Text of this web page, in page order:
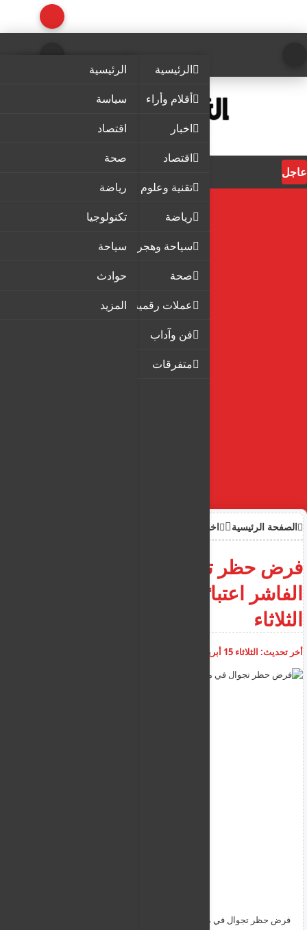
الرئيسية
أقلام وأراء
اخبار
اقتصاد
تقنية وعلوم
رياضة
سياحة وهجرة
صحة
عملات رقمية
فن وآداب
متفرقات
الرئيسية
سياسة
اقتصاد
صحة
رياضة
تكنولوجيا
سياحة
حوادث
المزيد
عاجل
الصفحة الرئيسية اخبار
فرض حظر تجوال في مدينة
الفاشر اعتبارًا من مساء اليوم
الثلاثاء
أخر تحديث: الثلاثاء 15 أبريل 2025
فرض حظر تجوال في مدينة الفاشر اعتبارًا من مساء اليوم الثلاثاء